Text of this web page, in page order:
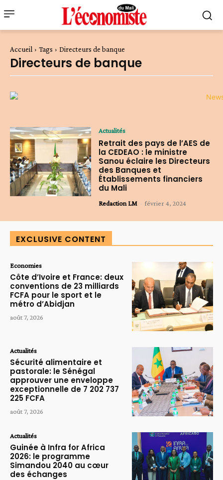
Accueil Tags Directeurs de banque
Directeurs de banque
Actualités
Retrait des pays de l’AES de
la CEDEAO : le ministre
Sanou éclaire les Directeurs
des Banques et
Établissements financiers
du Mali
Redaction LM - février 4, 2024
EXCLUSIVE CONTENT
Economies
Côte d’Ivoire et France: deux
conventions de 23 milliards
FCFA pour le sport et le
métro d’Abidjan
août 7, 2026
Actualités
Sécurité alimentaire et
pastorale: le Sénégal
approuver une enveloppe
exceptionnelle de 7 202 737
225 FCFA
août 7, 2026
Actualités
Guinée à Infra for Africa
2026: le programme
Simandou 2040 au cœur
des échanges